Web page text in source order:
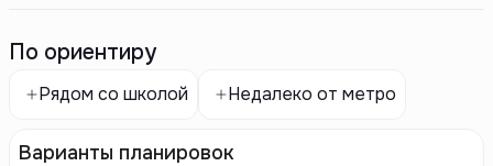
По ориентиру
Рядом со школой Недалеко от метро
Варианты планировок